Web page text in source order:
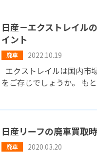
日産－エクストレイル
イント
廃車 2022.10.19
エクストレイルは国内市
をご存じでしょうか。 も
日産リーフの廃車買取
廃車 2020.03.20